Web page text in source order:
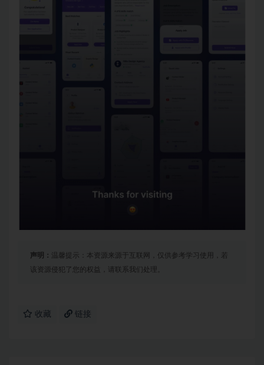
声明： 温馨提示：本资源来源于互联网，仅供参考学习使用，若
该资源侵犯了您的权益，请联系我们处理。
收藏 链接